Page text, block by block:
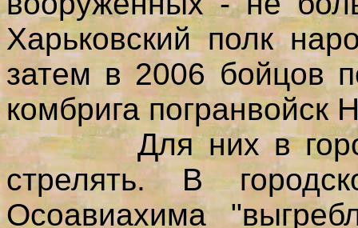
Харьковский полк
затем в 2006 бойцов
комбрига
Для них в городе
стрелять. В
Осоавиахима